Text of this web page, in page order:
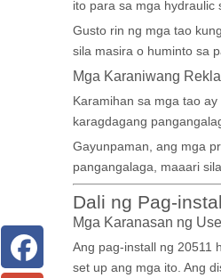
ito para sa mga hydraulic
Gusto rin ng mga tao
sila masira o huminto sa
Mga Karaniwang
Karamihan sa mga tao
karagdagang
Gayunpaman, ang mga
pangangalaga, maaari
Dali ng Pag-
Mga Karanasan ng
Ang pag-install ng 20511
set up ang mga ito. Ang